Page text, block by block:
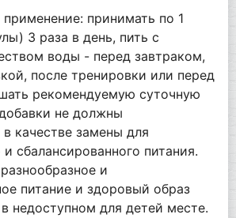
принимать по 1
3 раза в день, пить с
воды - перед завтраком,
после тренировки или перед
рекомендуемую суточную
не должны
в качестве замены для
и сбалансированного питания.
и
питание и здоровый образ
недоступном для детей месте.